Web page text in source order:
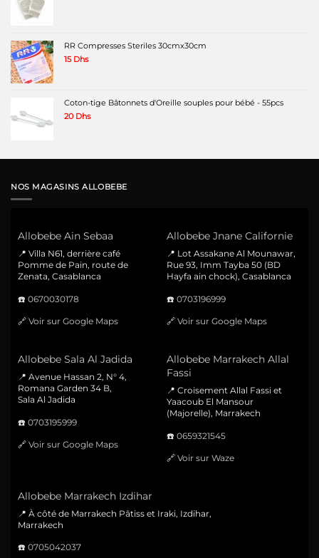
RR Compresses Steriles 30cmx30cm
15 Dhs
Coton-tige Bâtonnets d'Oreille souples pour bébé - 55pcs
20 Dhs
NOS MAGASINS ALLOBEBE
Allobebe Ain Sebaa
📍 Villa N61, derrière café
Pomme de Pain, route de
Zenata, Casablanca
☎️ 0670030178
🔗 Voir sur Google Maps
Allobebe Jnane Californie
📍 Lot Assakane Al Mounawar,
Rue 93, Imm Tayba 50 (BD
Hayfa ain chock), Casablanca
☎️ 0703196999
🔗 Voir sur Google Maps
Allobebe Sala Al Jadida
📍 Avenue Hassan 2, N° 4,
Romana Garden 34 B,
Sala Al Jadida
☎️ 0703195999
🔗 Voir sur Google Maps
Allobebe Marrakech Allal
Fassi
📍 Croisement Allal Fassi et
Yaacoub El Mansour
(Majorelle), Marrakech
☎️ 0659321545
🔗 Voir sur Waze
Allobebe Marrakech Izdihar
📍 À côté de Marrakech Pâtiss et Iraki, Izdihar,
Marrakech
☎️ 0705042037